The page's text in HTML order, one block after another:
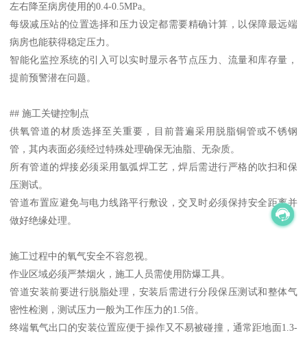
左右降至病房使用的0.4-0.5MPa。
每级减压站的位置选择和压力设定都需要精确计算，以保障最远端
病房也能获得稳定压力。
智能化监控系统的引入可以实时显示各节点压力、流量和库存量，
提前预警潜在问题。
## 施工关键控制点
供氧管道的材质选择至关重要，目前普遍采用脱脂铜管或不锈钢
管，其内表面必须经过特殊处理确保无油脂、无杂质。
所有管道的焊接必须采用氩弧焊工艺，焊后需进行严格的吹扫和保
压测试。
管道布置应避免与电力线路平行敷设，交叉时必须保持安全距离并
做好绝缘处理。
施工过程中的氧气安全不容忽视。
作业区域必须严禁烟火，施工人员需使用防爆工具。
管道安装前要进行脱脂处理，安装后需进行分段保压测试和整体气
密性检测，测试压力一般为工作压力的1.5倍。
终端氧气出口的安装位置应便于操作又不易被碰撞，通常距地面1.3-